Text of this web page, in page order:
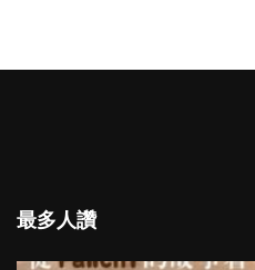
最多人讚